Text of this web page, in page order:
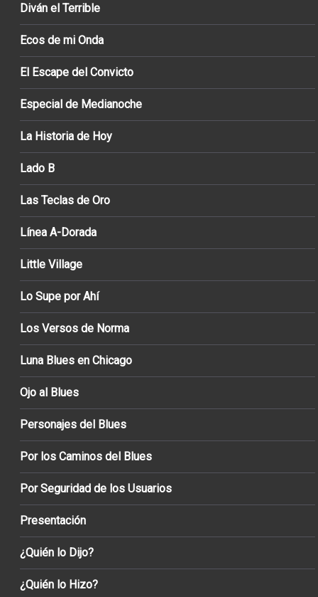
Diván el Terrible
Ecos de mi Onda
El Escape del Convicto
Especial de Medianoche
La Historia de Hoy
Lado B
Las Teclas de Oro
Línea A-Dorada
Little Village
Lo Supe por Ahí
Los Versos de Norma
Luna Blues en Chicago
Ojo al Blues
Personajes del Blues
Por los Caminos del Blues
Por Seguridad de los Usuarios
Presentación
¿Quién lo Dijo?
¿Quién lo Hizo?